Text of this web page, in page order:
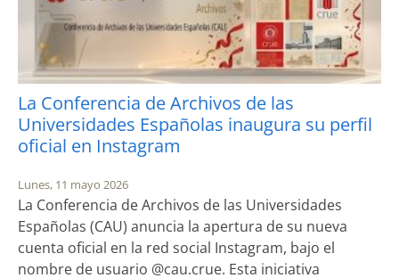
La Conferencia de Archivos de las
Universidades Españolas inaugura su perfil
oficial en Instagram
Lunes, 11 mayo 2026
La Conferencia de Archivos de las Universidades
Españolas (CAU) anuncia la apertura de su nueva
cuenta oficial en la red social Instagram, bajo el
nombre de usuario @cau.crue. Esta iniciativa